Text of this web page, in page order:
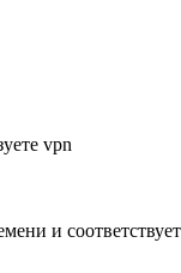
vpn
и